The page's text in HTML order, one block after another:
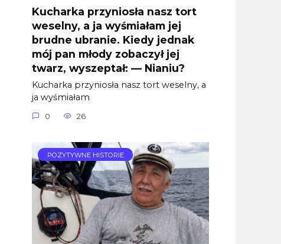
Kucharka przyniosła nasz tort
weselny, a ja wyśmiałam jej
brudne ubranie. Kiedy jednak
mój pan młody zobaczył jej
twarz, wyszeptał: — Nianiu?
Kucharka przyniosła nasz tort weselny, a
ja wyśmiałam
0 26
POZYTYWNE HISTORIE